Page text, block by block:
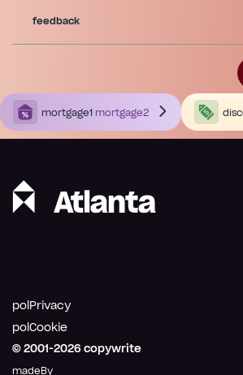
feedback
mortgage1 mortgage2
© 2001-2026 copywrite
madeBy
polPrivacy
polCookie